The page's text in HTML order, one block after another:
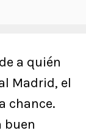
a quién
Madrid, el
chance.
buen